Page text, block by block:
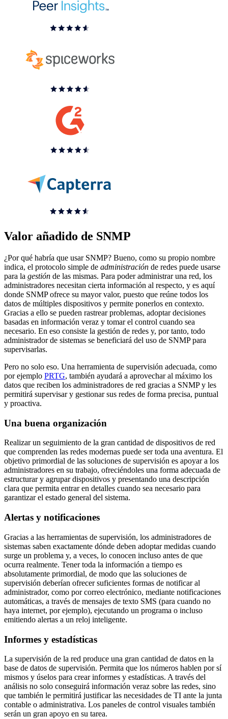
Valor añadido de SNMP
¿Por qué habría que usar SNMP? Bueno, como su propio nombre
indica, el protocolo simple de administración de redes puede usarse
para la gestión de las mismas. Para poder administrar una red, los
administradores necesitan cierta información al respecto, y es aquí
donde SNMP ofrece su mayor valor, puesto que reúne todos los
datos de múltiples dispositivos y permite ponerlos en contexto.
Gracias a ello se pueden rastrear problemas, adoptar decisiones
basadas en información veraz y tomar el control cuando sea
necesario. En eso consiste la gestión de redes y, por tanto, todo
administrador de sistemas se beneficiará del uso de SNMP para
supervisarlas.
Pero no solo eso. Una herramienta de supervisión adecuada, como
por ejemplo PRTG, también ayudará a aprovechar al máximo los
datos que reciben los administradores de red gracias a SNMP y les
permitirá supervisar y gestionar sus redes de forma precisa, puntual
y proactiva.
Una buena organización
Realizar un seguimiento de la gran cantidad de dispositivos de red
que comprenden las redes modernas puede ser toda una aventura. El
objetivo primordial de las soluciones de supervisión es apoyar a los
administradores en su trabajo, ofreciéndoles una forma adecuada de
estructurar y agrupar dispositivos y presentando una descripción
clara que permita entrar en detalles cuando sea necesario para
garantizar el estado general del sistema.
Alertas y notificaciones
Gracias a las herramientas de supervisión, los administradores de
sistemas saben exactamente dónde deben adoptar medidas cuando
surge un problema y, a veces, lo conocen incluso antes de que
ocurra realmente. Tener toda la información a tiempo es
absolutamente primordial, de modo que las soluciones de
supervisión deberían ofrecer suficientes formas de notificar al
administrador, como por correo electrónico, mediante notificaciones
automáticas, a través de mensajes de texto SMS (para cuando no
haya internet, por ejemplo), ejecutando un programa o incluso
emitiendo alertas a un reloj inteligente.
Informes y estadísticas
La supervisión de la red produce una gran cantidad de datos en la
base de datos de supervisión. Permita que los números hablen por sí
mismos y úselos para crear informes y estadísticas. A través del
análisis no solo conseguirá información veraz sobre las redes, sino
que también le permitirá justificar las necesidades de TI ante la junta
contable o administrativa. Los paneles de control visuales también
serán un gran apoyo en su tarea.